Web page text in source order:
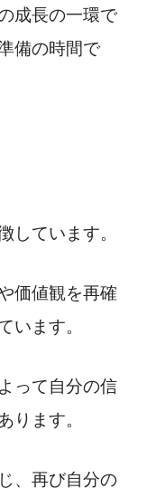
成長の一環で
備の時間で
しています。
価値観を再確
います。
って自分の信
ります。
、再び自分の